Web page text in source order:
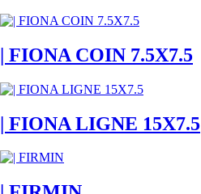
| FIONA COIN 7.5X7.5
| FIONA LIGNE 15X7.5